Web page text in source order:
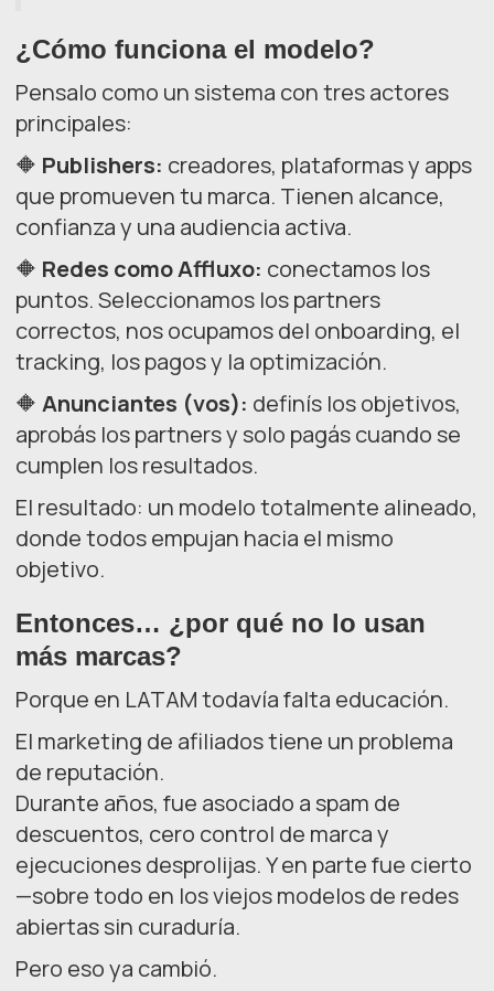
¿Cómo funciona el modelo?
Pensalo como un sistema con tres actores
principales:
🔶 Publishers: creadores, plataformas y apps
que promueven tu marca. Tienen alcance,
confianza y una audiencia activa.
🔶 Redes como Affluxo: conectamos los
puntos. Seleccionamos los partners
correctos, nos ocupamos del onboarding, el
tracking, los pagos y la optimización.
🔶 Anunciantes (vos): definís los objetivos,
aprobás los partners y solo pagás cuando se
cumplen los resultados.
El resultado: un modelo totalmente alineado,
donde todos empujan hacia el mismo
objetivo.
Entonces… ¿por qué no lo usan
más marcas?
Porque en LATAM todavía falta educación.
El marketing de afiliados tiene un problema
de reputación.
Durante años, fue asociado a spam de
descuentos, cero control de marca y
ejecuciones desprolijas. Y en parte fue cierto
—sobre todo en los viejos modelos de redes
abiertas sin curaduría.
Pero eso ya cambió.